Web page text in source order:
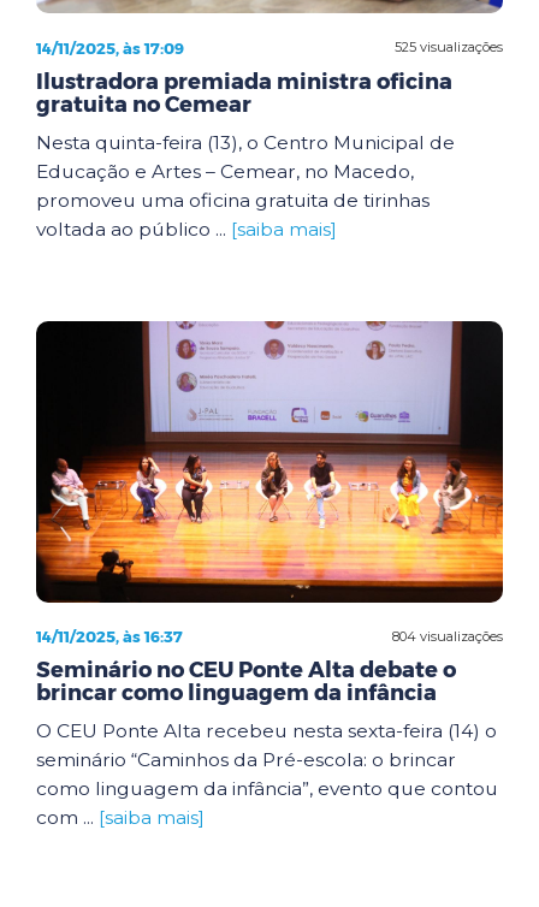
525 visualizações
14/11/2025, às 17:09
Ilustradora premiada ministra oficina
gratuita no Cemear
Nesta quinta-feira (13), o Centro Municipal de
Educação e Artes – Cemear, no Macedo,
promoveu uma oficina gratuita de tirinhas
voltada ao público ... [saiba mais]
804 visualizações
14/11/2025, às 16:37
Seminário no CEU Ponte Alta debate o
brincar como linguagem da infância
O CEU Ponte Alta recebeu nesta sexta-feira (14) o
seminário “Caminhos da Pré-escola: o brincar
como linguagem da infância”, evento que contou
com ... [saiba mais]